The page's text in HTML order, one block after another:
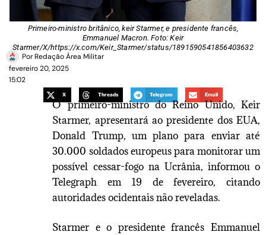
Primeiro-ministro britânico, keir Starmer, e presidente francês,
Emmanuel Macron. Foto: Keir
Starmer/X/https://x.com/Keir_Starmer/status/1891590541856403632
PorRedação Área Militar
fevereiro 20, 2025
15:02
X Threads Telegram Email
O primeiro-ministro do Reino Unido, Keir
Starmer, apresentará ao presidente dos EUA,
Donald Trump, um plano para enviar até
30.000 soldados europeus para monitorar um
possível cessar-fogo na Ucrânia, informou o
Telegraph em 19 de fevereiro, citando
autoridades ocidentais não reveladas.
Starmer e o presidente francês Emmanuel